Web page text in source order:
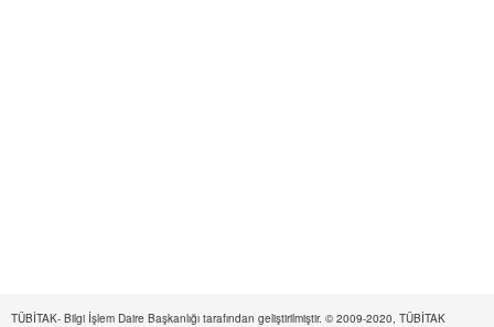
TÜBİTAK- Bilgi İşlem Daire Başkanlığı tarafından geliştirilmiştir. © 2009-2020, TÜBİTAK